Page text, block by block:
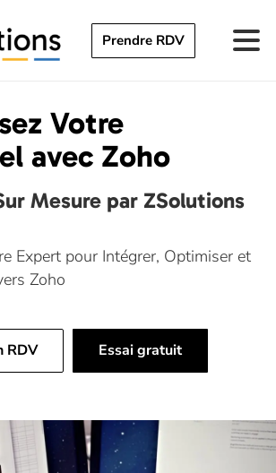
Prendre RDV
Votre
avec Zoho
Mesure par ZSolutions
Expert pour Intégrer, Optimiser et
Zoho
RDV Essai gratuit